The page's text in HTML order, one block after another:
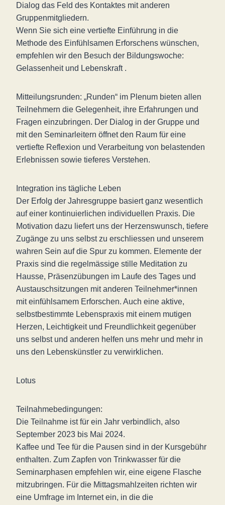
Dialog das Feld des Kontaktes mit anderen
Gruppenmitgliedern.
Wenn Sie sich eine vertiefte Einführung in die
Methode des Einfühlsamen Erforschens wünschen,
empfehlen wir den Besuch der Bildungswoche:
Gelassenheit und Lebenskraft .
Mitteilungsrunden: „Runden“ im Plenum bieten allen
Teilnehmern die Gelegenheit, ihre Erfahrungen und
Fragen einzubringen. Der Dialog in der Gruppe und
mit den Seminarleitern öffnet den Raum für eine
vertiefte Reflexion und Verarbeitung von belastenden
Erlebnissen sowie tieferes Verstehen.
Integration ins tägliche Leben
Der Erfolg der Jahresgruppe basiert ganz wesentlich
auf einer kontinuierlichen individuellen Praxis. Die
Motivation dazu liefert uns der Herzenswunsch, tiefere
Zugänge zu uns selbst zu erschliessen und unserem
wahren Sein auf die Spur zu kommen. Elemente der
Praxis sind die regelmässige stille Meditation zu
Hausse, Präsenzübungen im Laufe des Tages und
Austauschsitzungen mit anderen Teilnehmer*innen
mit einfühlsamem Erforschen. Auch eine aktive,
selbstbestimmte Lebenspraxis mit einem mutigen
Herzen, Leichtigkeit und Freundlichkeit gegenüber
uns selbst und anderen helfen uns mehr und mehr in
uns den Lebenskünstler zu verwirklichen.
Lotus
Teilnahmebedingungen:
Die Teilnahme ist für ein Jahr verbindlich, also
September 2023 bis Mai 2024.
Kaffee und Tee für die Pausen sind in der Kursgebühr
enthalten. Zum Zapfen von Trinkwasser für die
Seminarphasen empfehlen wir, eine eigene Flasche
mitzubringen. Für die Mittagsmahlzeiten richten wir
eine Umfrage im Internet ein, in die die